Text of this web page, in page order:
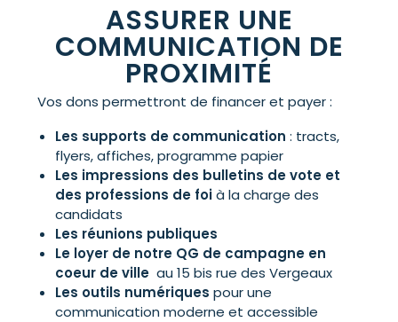
ASSURER UNE
COMMUNICATION DE
PROXIMITÉ
Vos dons permettront de financer et payer :
Les supports de communication : tracts,
flyers, affiches, programme papier
Les impressions des bulletins de vote et
des professions de foià la charge des
candidats
Les réunions publiques
Le loyer de notre QG de campagne en
coeur de ville au 15 bis rue des Vergeaux
Les outils numériques pour une
communication moderne et accessible